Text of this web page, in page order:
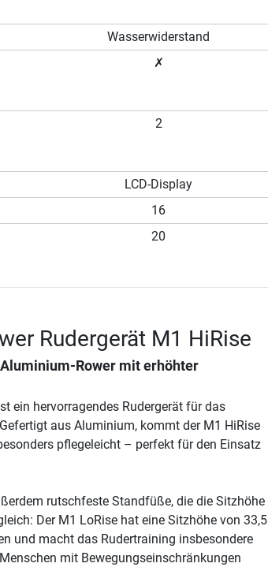
Wasserwiderstand
✗
2
LCD-Display
16
20
Rudergerät M1 HiRise
Rower mit erhöhter
ein hervorragendes Rudergerät für das
aus Aluminium, kommt der M1 HiRise
pflegeleicht – perfekt für den Einsatz
rutschfeste Standfüße, die die Sitzhöhe
Der M1 LoRise hat eine Sitzhöhe von 33,5
und macht das Rudertraining insbesondere
mit Bewegungseinschränkungen